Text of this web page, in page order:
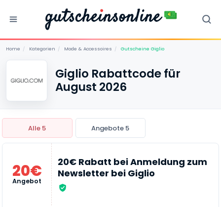
Home / Kategorien / Mode & Accessoires / Gutscheine Giglio
Giglio Rabattcode für
August 2026
Alle 5 Angebote 5
20€
Angebot
20€ Rabatt bei Anmeldung zum
Newsletter bei Giglio